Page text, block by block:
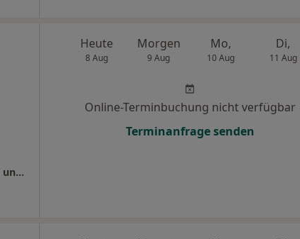
CORTINUUM Privatpraxis Dres. Philipp Gaudron und Maximilian Rieger
Heute
8 Aug
Morgen
9 Aug
Mo,
10 Aug
Di,
11 Aug
Online-Terminbuchung nicht verfügbar
Terminanfrage senden